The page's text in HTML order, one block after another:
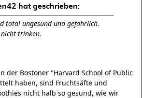
hat geschrieben:
total ungesund und gefährlich.
nicht trinken.
der Bostoner "Harvard School of Public
haben, sind Fruchtsäfte und
nicht halb so gesund, wie wir